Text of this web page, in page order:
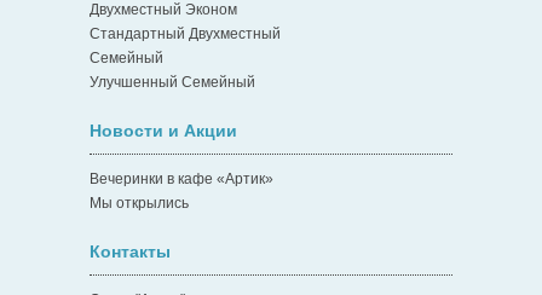
Двухместный Эконом
Стандартный Двухместный
Семейный
Улучшенный Семейный
Новости и Акции
Вечеринки в кафе «Артик»
Мы открылись
Контакты